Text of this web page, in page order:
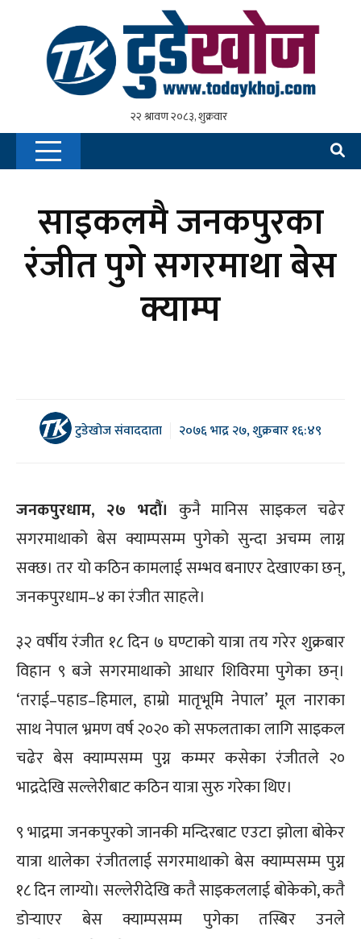
साइकलमै जनकपुरका
रंजीत पुगे सगरमाथा बेस
क्याम्प
टुडेखोज संवाददाता २०७६ भाद्र २७, शुक्रबार १६:४९
जनकपुरधाम, २७ भदौं। कुनै मानिस साइकल चढेर
सगरमाथाको बेस क्याम्पसम्म पुगेको सुन्दा अचम्म लाग्न
सक्छ। तर यो कठिन कामलाई सम्भव बनाएर देखाएका छन्,
जनकपुरधाम–४ का रंजीत साहले।
३२ वर्षीय रंजीत १८ दिन ७ घण्टाको यात्रा तय गरेर शुक्रबार
विहान ९ बजे सगरमाथाको आधार शिविरमा पुगेका छन्।
‘तराई–पहाड–हिमाल, हाम्रो मातृभूमि नेपाल’ मूल नाराका
साथ नेपाल भ्रमण वर्ष २०२० को सफलताका लागि साइकल
चढेर बेस क्याम्पसम्म पुग्न कम्मर कसेका रंजीतले २०
भाद्रदेखि सल्लेरीबाट कठिन यात्रा सुरु गरेका थिए।
९ भाद्रमा जनकपुरको जानकी मन्दिरबाट एउटा झोला बोकेर
यात्रा थालेका रंजीतलाई सगरमाथाको बेस क्याम्पसम्म पुग्न
१८ दिन लाग्यो। सल्लेरीदेखि कतै साइकललाई बोकेको, कतै
डोर्‍याएर बेस क्याम्पसम्म पुगेका तस्बिर उनले